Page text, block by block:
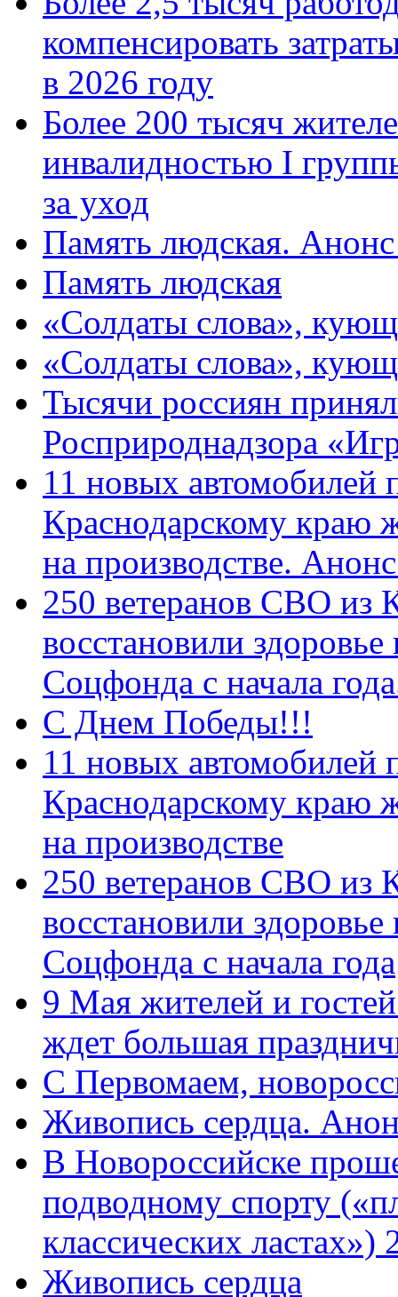
компенсировать
в 2026 году
Более 200 тысяч
инвалидностью I
за уход
Память людская.
Память людская
«Солдаты слова»,
«Солдаты слова»,
Тысячи россиян
Росприроднадзора
11 новых автомобилей
Краснодарскому краю
на производстве.
250 ветеранов СВО из
восстановили
Соцфонда с начала
С Днем Победы!!!
11 новых автомобилей
Краснодарскому краю
на производстве
250 ветеранов СВО из
восстановили
Соцфонда с начала года
9 Мая жителей и
ждет большая
C Первомаем,
Живопись сердца.
В Новороссийске
подводному спорту
классических
Живопись сердца